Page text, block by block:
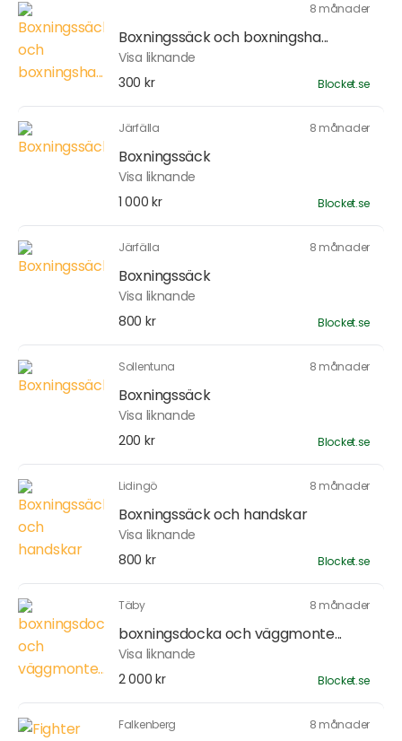
8 månader
Boxningssäck och boxningsha...
Visa liknande
300 kr
Blocket.se
Järfälla 8 månader
Boxningssäck
Visa liknande
1 000 kr
Blocket.se
Järfälla 8 månader
Boxningssäck
Visa liknande
800 kr
Blocket.se
Sollentuna 8 månader
Boxningssäck
Visa liknande
200 kr
Blocket.se
Lidingö 8 månader
Boxningssäck och handskar
Visa liknande
800 kr
Blocket.se
Täby 8 månader
boxningsdocka och väggmonte...
Visa liknande
2 000 kr
Blocket.se
Falkenberg 8 månader